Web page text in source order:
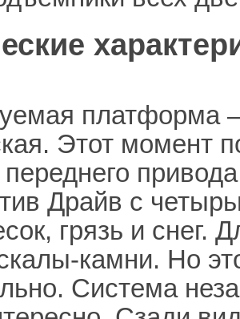
Этот момент
переднего
Драйв с
грязь и
камни. Но
Система